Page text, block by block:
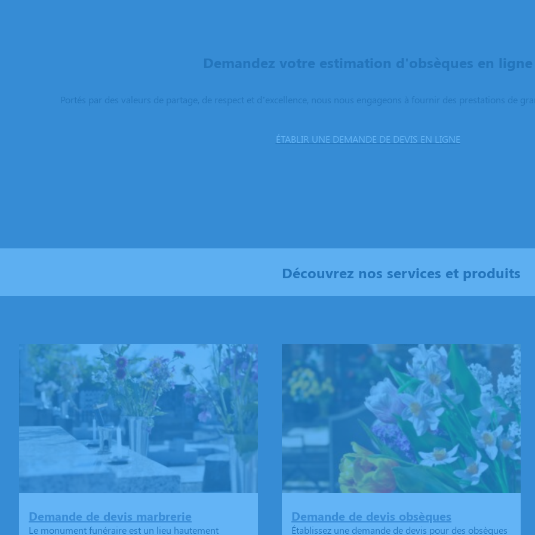
Demandez votre estimation d'obsèques en ligne
Portés par des valeurs de partage, de respect et d’excellence, nous nous engageons à fournir des prestations de
ÉTABLIR UNE DEMANDE DE DEVIS EN LIGNE
Découvrez nos services et produits
Demande de devis marbrerie
Le monument funéraire est un lieu hautement
Demande de devis obsèques
Établissez une demande de devis pour des obsèques